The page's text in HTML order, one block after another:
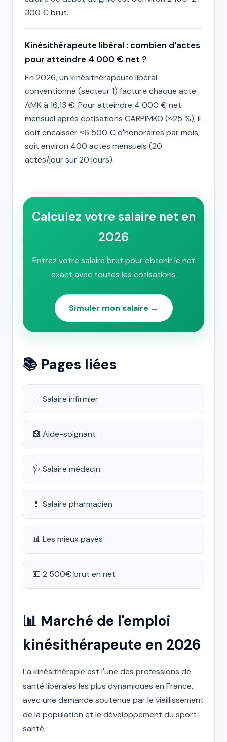
300 € brut.
Kinésithérapeute libéral : combien d'actes
pour atteindre 4 000 € net ?
En 2026, un kinésithérapeute libéral
conventionné (secteur 1) facture chaque acte
AMK à 16,13 €. Pour atteindre 4 000 € net
mensuel après cotisations CARPIMKO (≈25 %), il
doit encaisser ≈6 500 € d'honoraires par mois,
soit environ 400 actes mensuels (20
actes/jour sur 20 jours).
Calculez votre salaire net en
2026
Entrez votre salaire brut pour obtenir le net
exact avec toutes les cotisations
Simuler mon salaire →
📚 Pages liées
💉 Salaire infirmier
🏥 Aide-soignant
🩺 Salaire médecin
💊 Salaire pharmacien
📊 Les mieux payés
💶 2 500€ brut en net
📊 Marché de l'emploi
kinésithérapeute en 2026
La kinésithérapie est l'une des professions de
santé libérales les plus dynamiques en France,
avec une demande soutenue par le vieillissement
de la population et le développement du sport-
santé :